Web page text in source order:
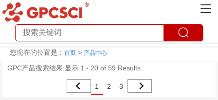
您现在的位置是： 首页 > 产品中心
GPC产品搜索结果:显示 1 - 20 of 59 Results
1 2 3